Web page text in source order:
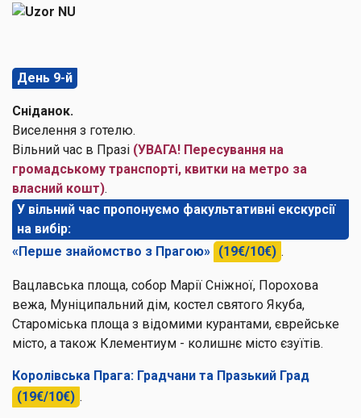
День 9-й
Сніданок.
Виселення з готелю.
Вільний час в Празі (УВАГА! Пересування на
громадському транспорті, квитки на метро за
власний кошт).
У вільний час пропонуємо факультативні екскурсії
на вибір:
«Перше знайомство з Прагою» (19€/10€) .
Вацлавська площа, собор Марії Сніжної, Порохова
вежа, Муніципальний дім, костел святого Якуба,
Староміська площа з відомими курантами, єврейське
місто, а також Клементиум - колишнє місто єзуїтів.
Королівська Прага: Градчани та Празький Град
(19€/10€) .